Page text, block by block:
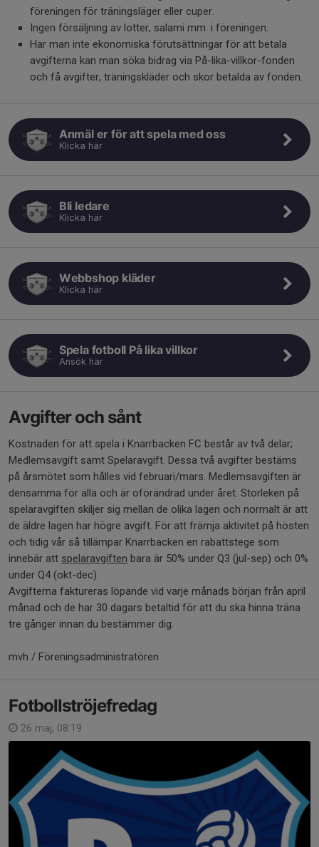
föreningen för träningsläger eller cuper.
Ingen försäljning av lotter, salami mm. i föreningen.
Har man inte ekonomiska förutsättningar för att betala
avgifterna kan man söka bidrag via På-lika-villkor-fonden
och få avgifter, träningskläder och skor betalda av fonden.
Anmäl er för att spela med oss
Klicka här
Bli ledare
Klicka här
Webbshop kläder
Klicka här
Spela fotboll På lika villkor
Ansök här
Avgifter och sånt
Kostnaden för att spela i Knarrbacken FC består av två delar;
Medlemsavgift samt Spelaravgift. Dessa två avgifter bestäms
på årsmötet som hålles vid februari/mars. Medlemsavgiften är
densamma för alla och är oförändrad under året. Storleken på
spelaravgiften skiljer sig mellan de olika lagen och normalt är att
de äldre lagen har högre avgift. För att främja aktivitet på hösten
och tidig vår så tillämpar Knarrbacken en rabattstege som
innebär att spelaravgiften bara är 50% under Q3 (jul-sep) och 0%
under Q4 (okt-dec).
Avgifterna faktureras löpande vid varje månads början från april
månad och de har 30 dagars betaltid för att du ska hinna träna
tre gånger innan du bestämmer dig.
mvh / Föreningsadministratören
Fotbollströjefredag
26 maj, 08:19